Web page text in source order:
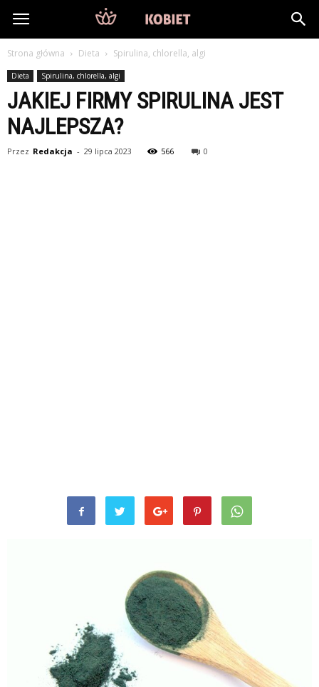
DlaKobiet24.pl
Strona główna Dieta Spirulina, chlorella, algi
Dieta Spirulina, chlorella, algi
JAKIEJ FIRMY SPIRULINA JEST
NAJLEPSZA?
Przez Redakcja - 29 lipca 2023 566 0